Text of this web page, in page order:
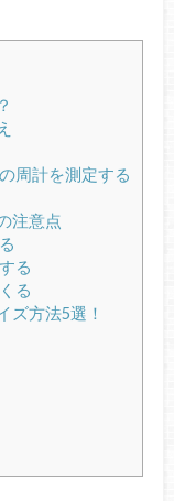
周計を測定する
注意点
る
る
ズ方法5選！